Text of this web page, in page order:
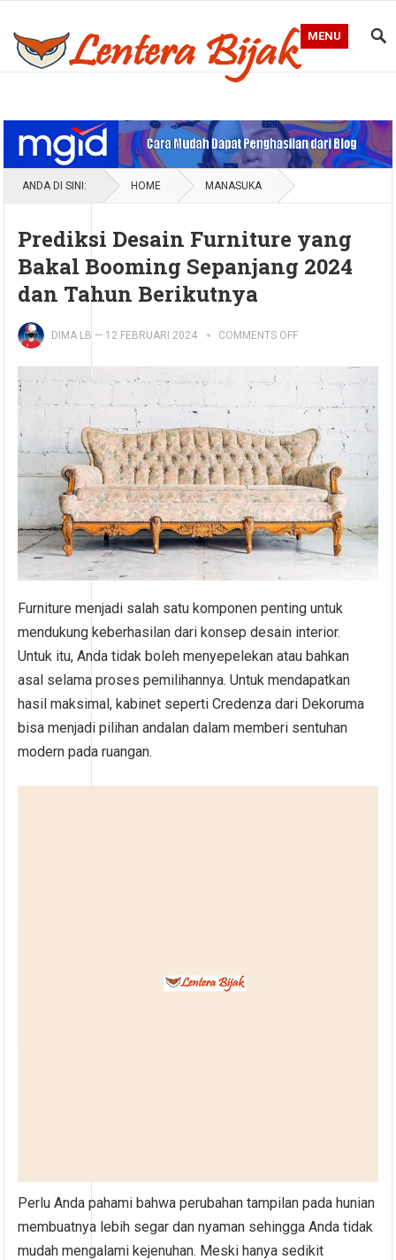
MENU
ANDA DI SINI: HOME MANASUKA
Prediksi Desain Furniture yang
Bakal Booming Sepanjang 2024
dan Tahun Berikutnya
DIMA LB — 12 FEBRUARI 2024 COMMENTS OFF
Furniture menjadi salah satu komponen penting untuk
mendukung keberhasilan dari konsep desain interior.
Untuk itu, Anda tidak boleh menyepelekan atau bahkan
asal selama proses pemilihannya. Untuk mendapatkan
hasil maksimal, kabinet seperti Credenza dari Dekoruma
bisa menjadi pilihan andalan dalam memberi sentuhan
modern pada ruangan.
Perlu Anda pahami bahwa perubahan tampilan pada hunian
membuatnya lebih segar dan nyaman sehingga Anda tidak
mudah mengalami kejenuhan. Meski hanya sedikit